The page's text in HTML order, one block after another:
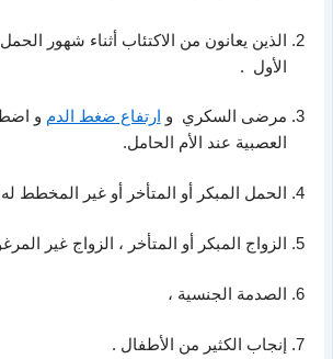
الذين يعانون من الاكتئاب أثناء شهور
الأول .
مرضى السكري و ارتفاع ضغط الدم و
العصبية عند الأم الحامل.
الحمل المبكر أو المتأخر أو غير المخطط
الزواج المبكر أو المتأخر ، الزواج غير
الصدمة الجنسية ،
إنجاب الكثير من الأطفال .